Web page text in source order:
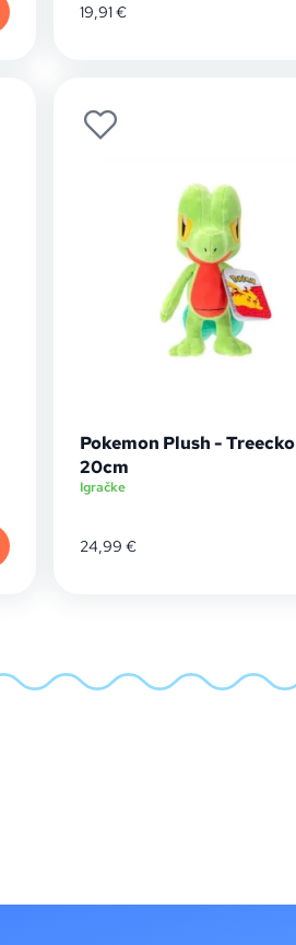
19,91€
Pokemon Plush - Treecko
20cm
Igračke
24,99 €